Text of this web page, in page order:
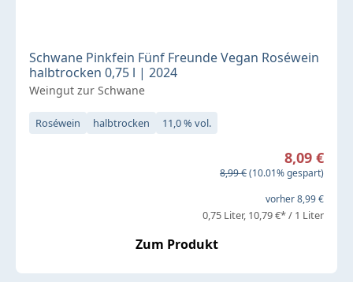
Schwane Pinkfein Fünf Freunde Vegan Roséwein
halbtrocken 0,75 l | 2024
Weingut zur Schwane
Roséwein halbtrocken 11,0 % vol.
Verkaufspreis:
8,09 €
Regulärer Preis:
8,99 €(10.01% gespart)
vorher 8,99 €
0,75 Liter 10,79 €* / 1 Liter
Zum Produkt